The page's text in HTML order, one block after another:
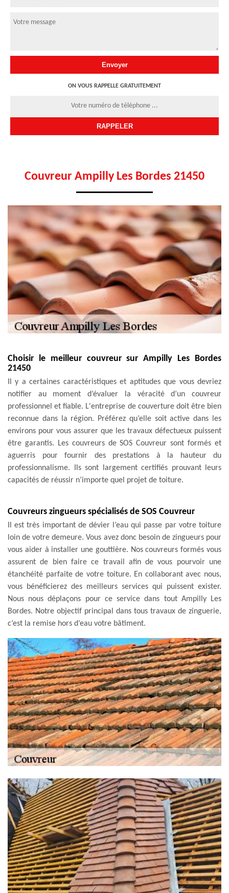
ON VOUS RAPPELLE GRATUITEMENT
Couvreur Ampilly Les Bordes 21450
Choisir le meilleur couvreur sur Ampilly Les Bordes
21450
Il y a certaines caractéristiques et aptitudes que vous devriez
notifier au moment d’évaluer la véracité d’un couvreur
professionnel et fiable. L'entreprise de couverture doit être bien
reconnue dans la région. Préférez qu’elle soit active dans les
environs pour vous assurer que les travaux défectueux puissent
être garantis. Les couvreurs de SOS Couvreur sont formés et
aguerris pour fournir des prestations à la hauteur du
professionnalisme. Ils sont largement certifiés prouvant leurs
capacités de réussir n’importe quel projet de toiture.
Couvreurs zingueurs spécialisés de SOS Couvreur
Il est très important de dévier l’eau qui passe par votre toiture
loin de votre demeure. Vous avez donc besoin de zingueurs pour
vous aider à installer une gouttière. Nos couvreurs formés vous
assurent de bien faire ce travail afin de vous pourvoir une
étanchéité parfaite de votre toiture. En collaborant avec nous,
vous bénéficierez des meilleurs services qui puissent exister.
Nous nous déplaçons pour ce service dans tout Ampilly Les
Bordes. Notre objectif principal dans tous travaux de zinguerie,
c’est la remise hors d’eau votre bâtiment.